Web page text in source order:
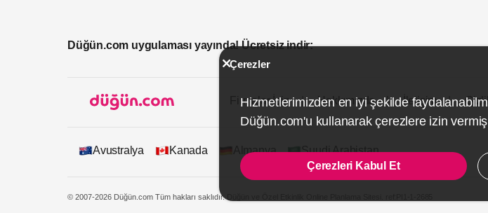
Düğün.com uygulaması yayında! Ücretsiz indir:
Firmalar İçin Hakkımızda İletişim
Avustralya Kanada Almanya Suudi Arabistan
© 2007-2026 Düğün.com Tüm hakları saklıdır. Düğün ve Özel Etkinlik Online Planlama Sitesi.
Çerezler
Hizmetlerimizden en iyi şekilde
Düğün.com'u kullanarak çerezlere izin
Çerezleri Kabul Et